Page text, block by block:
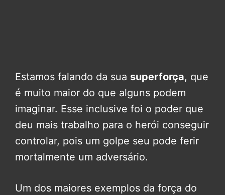
Estamos falando da sua superforça, que
é muito maior do que alguns podem
imaginar. Esse inclusive foi o poder que
deu mais trabalho para o herói conseguir
controlar, pois um golpe seu pode ferir
mortalmente um adversário.
Um dos maiores exemplos da força do